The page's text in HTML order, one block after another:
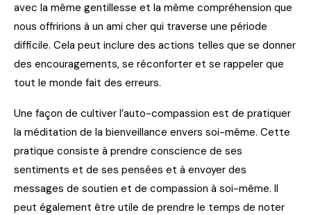
avec la même gentillesse et la même compréhension que
nous offririons à un ami cher qui traverse une période
difficile. Cela peut inclure des actions telles que se donner
des encouragements, se réconforter et se rappeler que
tout le monde fait des erreurs.
Une façon de cultiver l’auto-compassion est de pratiquer
la méditation de la bienveillance envers soi-même. Cette
pratique consiste à prendre conscience de ses
sentiments et de ses pensées et à envoyer des
messages de soutien et de compassion à soi-même. Il
peut également être utile de prendre le temps de noter